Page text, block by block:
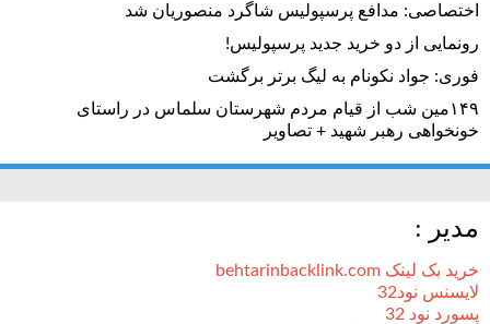
اختصاصی: مدافع پرسپولیس شاگرد منصوریان شد
رونمایی از دو خرید جدید پرسپولیس!
فوری: جواد نکونام به لیگ برتر برگشت
۱۴۹مین شب از قیام مردم شهرستان سلماس در راستای
خونخواهی رهبر شهید + تصاویر
مدیر :
خرید بک لینک behtarinbacklink.com
لایسنس نود32
پسورد نود 32